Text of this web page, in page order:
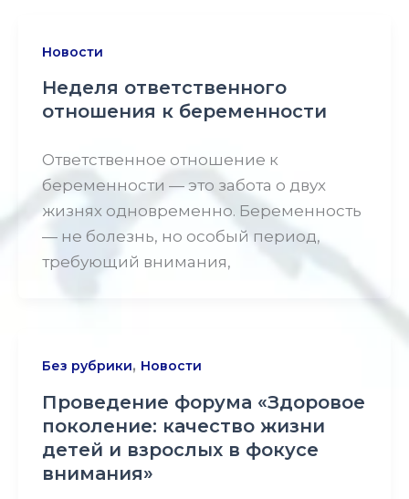
Новости
Неделя ответственного
отношения к беременности
Ответственное отношение к
беременности — это забота о двух
жизнях одновременно. Беременность
— не болезнь, но особый период,
требующий внимания,
Без рубрики, Новости
Проведение форума «Здоровое
поколение: качество жизни
детей и взрослых в фокусе
внимания»